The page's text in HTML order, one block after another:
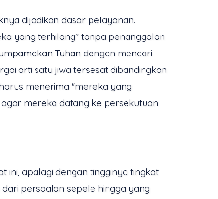
dijadikan dasar pelayanan.
yang terhilang" tanpa penanggalan
Tuhan dengan mencari
arti satu jiwa tersesat dibandingkan
menerima "mereka yang
mereka datang ke persekutuan
ini, apalagi dengan tingginya tingkat
persoalan sepele hingga yang